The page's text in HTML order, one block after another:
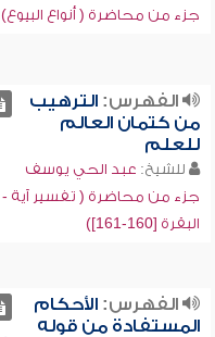
جزء من محاضرة ( أنواع البيوع)
الفهرس:الترهيب
من كتمان العالم
للعلم
للشيخ: عبد الحي يوسف
جزء من محاضرة ( تفسير آية -
البقرة [160-161])
الفهرس:الأحكام
المستفادة من قوله